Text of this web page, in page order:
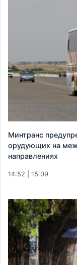
Минтранс
орудующих на
направлениях
14:52 | 15.09